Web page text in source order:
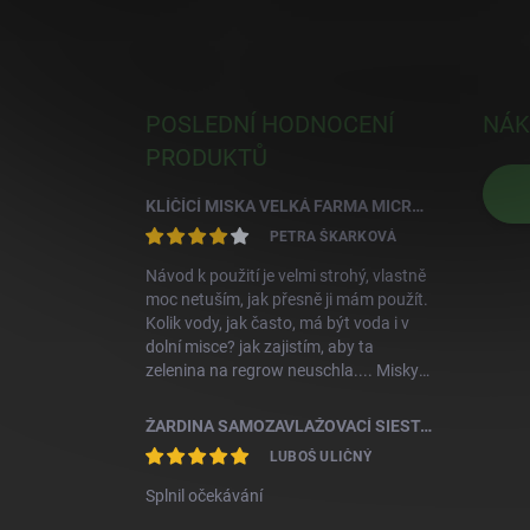
POSLEDNÍ HODNOCENÍ
PRODUKTŮ
KLÍČÍCÍ MISKA VELKÁ FARMA MICROGREENS+REGROW - SLONOVÁ KOST
PETRA ŠKARKOVÁ
Návod k použití je velmi strohý, vlastně
moc netuším, jak přesně ji mám použít.
Kolik vody, jak často, má být voda i v
dolní misce? jak zajistím, aby ta
zelenina na regrow neuschla.... Misky
první semínka
ŽARDINA SAMOZAVLAŽOVACÍ SIESTA 25 TERAKOTA S KOV.ZÁV.
LUBOŠ ULIČNÝ
Splnil očekávání